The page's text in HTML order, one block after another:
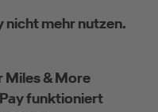
nicht mehr nutzen.
Miles & More
funktioniert